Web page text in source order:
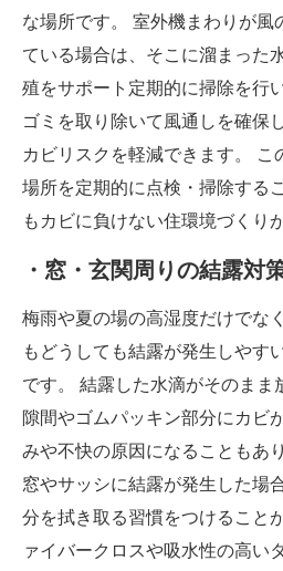
な場所です。 室外機まわりが風
ている場合は、そこに溜まった
殖をサポート定期的に掃除を行
ゴミを取り除いて風通しを確保
カビリスクを軽減できます。 こ
場所を定期的に点検・掃除する
もカビに負けない住環境づくり
・窓・玄関周りの結露対
梅雨や夏の場の高湿度だけでな
もどうしても結露が発生しやす
です。 結露した水滴がそのまま
隙間やゴムパッキン部分にカビ
みや不快の原因になることもあ
窓やサッシに結露が発生した場
分を拭き取る習慣をつけること
ァイバークロスや吸水性の高い